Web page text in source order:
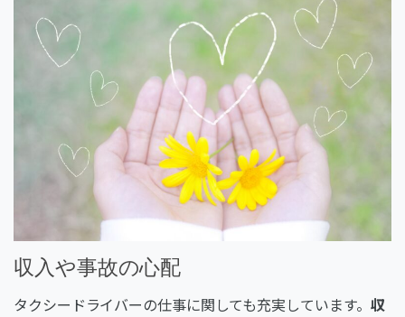
収入や事故の心配
タクシードライバーの仕事に関しても充実しています。 収